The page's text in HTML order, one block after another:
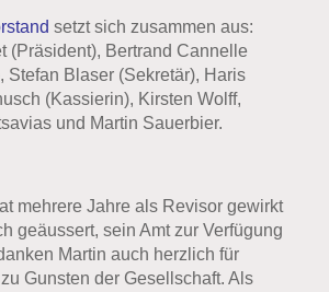
setzt sich zusammen aus:
(Präsident), Bertrand Cannelle
Stefan Blaser (Sekretär), Haris
(Kassierin), Kirsten Wolff,
und Martin Sauerbier.
mehrere Jahre als Revisor gewirkt
geäussert, sein Amt zur Verfügung
Martin auch herzlich für
Gunsten der Gesellschaft. Als